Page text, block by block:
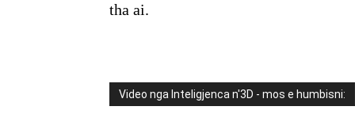
tha ai.
Video nga Inteligjenca n'3D - mos e humbisni: